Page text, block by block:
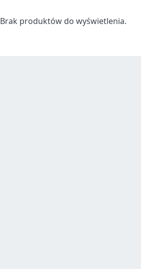
Brak produktów do wyświetlenia.